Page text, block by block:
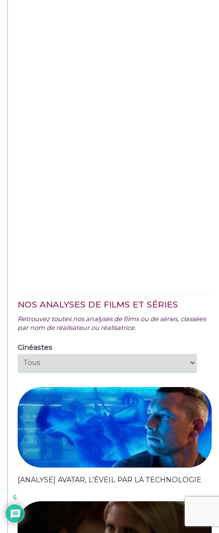
NOS ANALYSES DE FILMS ET SÉRIES
Retrouvez toutes nos analyses de films ou de séries, classées
par nom de réalisateur ou réalisatrice.
Cinéastes
[ANALYSE] AVATAR, L’ÉVEIL PAR LA TECHNOLOGIE
6